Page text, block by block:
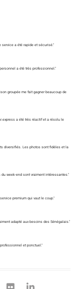
service a été rapide et sécurisé."
a été très professionnel."
groupée me fait gagner beaucoup de
a été très réactif et a résolu le
diversifiés. Les photos sont fidèles et la
week-end sont vraiment intéressantes."
premium qui vaut le coup."
adapté aux besoins des Sénégalais."
et ponctuel."
flickr